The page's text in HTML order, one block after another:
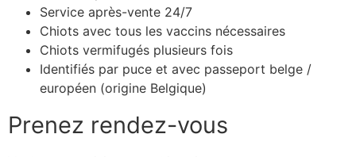
Service après-vente 24/7
Chiots avec tous les vaccins nécessaires
Chiots vermifugés plusieurs fois
Identifiés par puce et avec passeport belge /
européen (origine Belgique)
Prenez rendez-vous